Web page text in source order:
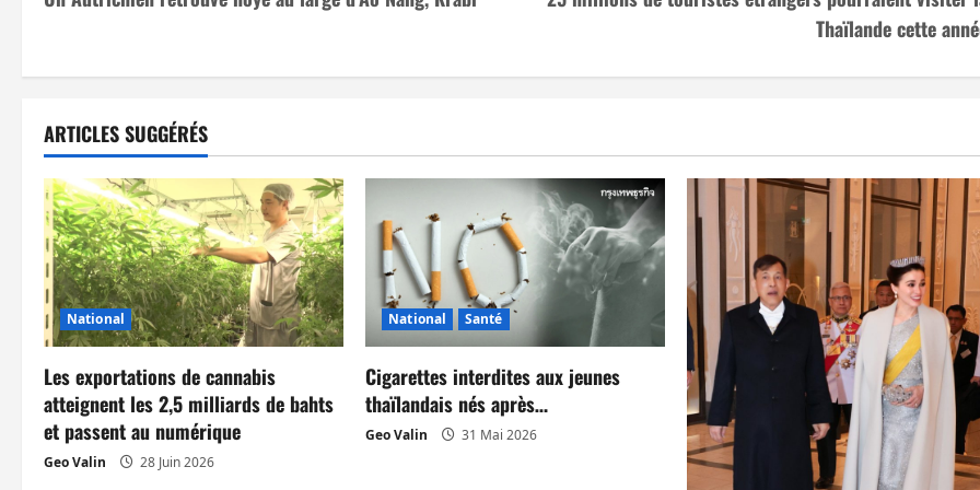
a
v
g
a
t
i
o
n
d
’
Thaïlande cette
ARTICLES SUGGÉRÉS
National
Les exportations de cannabis
atteignent les 2,5 milliards de bahts
et passent au numérique
Geo Valin 28 Juin 2026
National Santé
Cigarettes interdites aux jeunes
thaïlandais nés après…
Geo Valin 31 Mai 2026